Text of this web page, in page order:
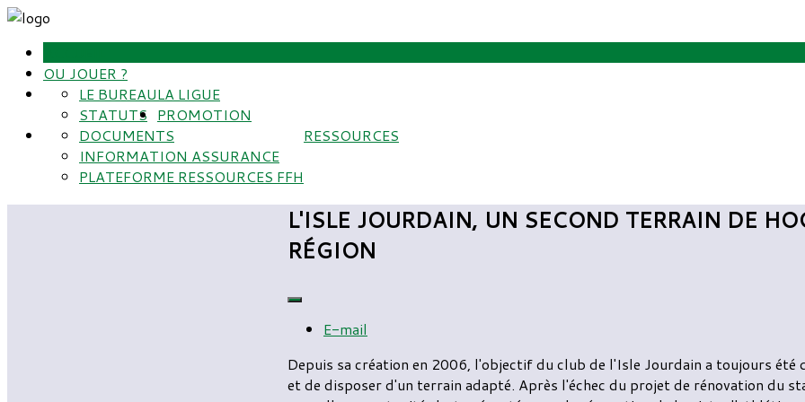
OU JOUER ?
LA LIGUE
LE BUREAU
STATUTS PROMOTION
RESSOURCES
DOCUMENTS
INFORMATION ASSURANCE
PLATEFORME RESSOURCES FFH
L'ISLE JOURDAIN, UN SECOND TERRAIN DE
RÉGION
E-mail
Depuis sa création en 2006, l'objectif du club de l'Isle Jourdain a toujours été
et de disposer d'un terrain adapté. Après l'échec du projet de rénovation du